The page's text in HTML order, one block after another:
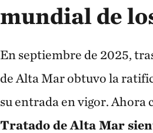
mundial de
En septiembre de 2025,
de Alta Mar obtuvo la
su entrada en vigor.
Tratado de Alta Mar